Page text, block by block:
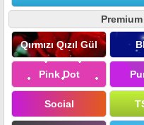
Qırmızı Qızıl Gül
Pink Dot
Social